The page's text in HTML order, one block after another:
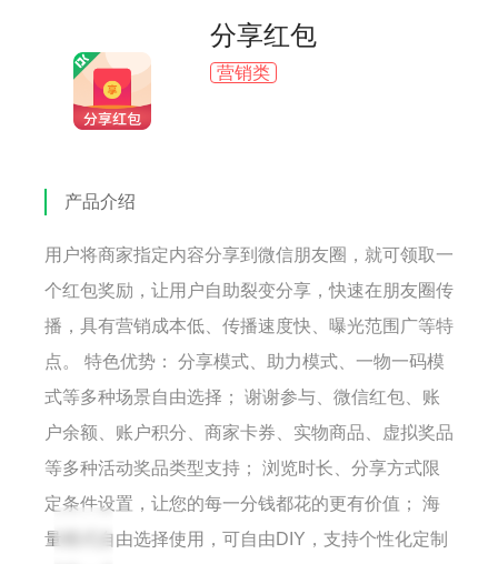
分享红包
营销类
产品介绍
用户将商家指定内容分享到微信朋友圈，就可领取一
个红包奖励，让用户自助裂变分享，快速在朋友圈传
播，具有营销成本低、传播速度快、曝光范围广等特
点。 特色优势： 分享模式、助力模式、一物一码模
式等多种场景自由选择； 谢谢参与、微信红包、账
户余额、账户积分、商家卡券、实物商品、虚拟奖品
等多种活动奖品类型支持； 浏览时长、分享方式限
定条件设置，让您的每一分钱都花的更有价值； 海
量模式自由选择使用，可自由DIY，支持个性化定制